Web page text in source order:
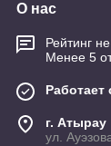
О нас
Рейтинг
Менее 5
Работает
г. Атырау
ул.